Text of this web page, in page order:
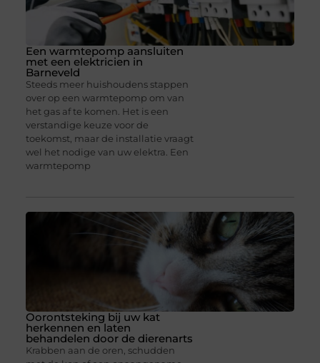
Een warmtepomp aansluiten
met een elektricien in
Barneveld
Steeds meer huishoudens stappen
over op een warmtepomp om van
het gas af te komen. Het is een
verstandige keuze voor de
toekomst, maar de installatie vraagt
wel het nodige van uw elektra. Een
warmtepomp
Oorontsteking bij uw kat
herkennen en laten
behandelen door de dierenarts
Krabben aan de oren, schudden